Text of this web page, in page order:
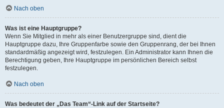
Nach oben
Was ist eine Hauptgruppe?
Wenn Sie Mitglied in mehr als einer Benutzergruppe sind, dient die
Hauptgruppe dazu, Ihre Gruppenfarbe sowie den Gruppenrang, der bei Ihnen
standardmäßig angezeigt wird, festzulegen. Ein Administrator kann Ihnen die
Berechtigung geben, Ihre Hauptgruppe im persönlichen Bereich selbst
festzulegen.
Nach oben
Was bedeutet der „Das Team“-Link auf der Startseite?